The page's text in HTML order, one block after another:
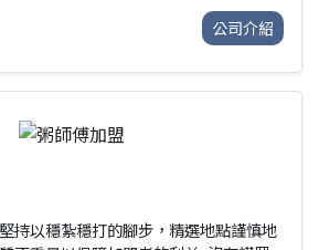
公司介紹
持以穩紮穩打的腳步，精選地點謹慎地